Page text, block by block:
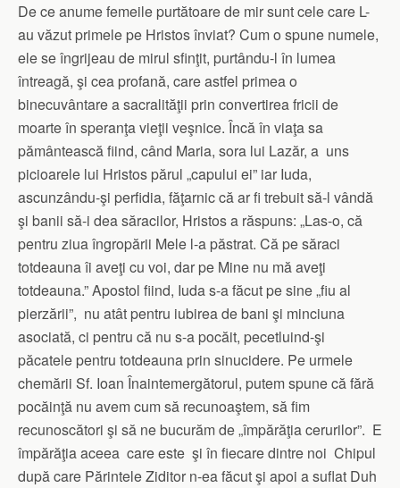
De ce anume femeile purtătoare de mir sunt cele care L-
au văzut primele pe Hristos înviat? Cum o spune numele,
ele se îngrijeau de mirul sfinţit, purtându-l în lumea
întreagă, şi cea profană, care astfel primea o
binecuvântare a sacralităţii prin convertirea fricii de
moarte în speranţa vieţii veşnice. Încă în viaţa sa
pământească fiind, când Maria, sora lui Lazăr, a uns
picioarele lui Hristos părul „capului ei” iar Iuda,
ascunzându-şi perfidia, făţarnic că ar fi trebuit să-l vândă
şi banii să-i dea săracilor, Hristos a răspuns: „Las-o, că
pentru ziua îngropării Mele l-a păstrat. Că pe săraci
totdeauna îi aveţi cu voi, dar pe Mine nu mă aveţi
totdeauna.” Apostol fiind, Iuda s-a făcut pe sine „fiu al
pierzării”, nu atât pentru iubirea de bani şi minciuna
asociată, ci pentru că nu s-a pocăit, pecetluind-şi
păcatele pentru totdeauna prin sinucidere. Pe urmele
chemării Sf. Ioan Înaintemergătorul, putem spune că fără
pocăinţă nu avem cum să recunoaştem, să fim
recunoscători şi să ne bucurăm de „împărăţia cerurilor”. E
împărăţia aceea care este şi în fiecare dintre noi Chipul
după care Părintele Ziditor n-ea făcut şi apoi a suflat Duh